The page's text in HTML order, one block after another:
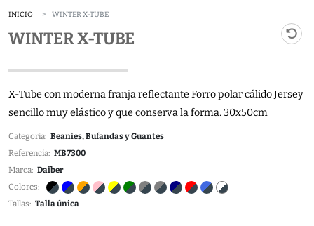
INICIO WINTER X-TUBE
WINTER X-TUBE
X-Tube con moderna franja reflectante Forro polar cálido Jersey
sencillo muy elástico y que conserva la forma. 30x50cm
Categoria: Beanies, Bufandas y Guantes
Referencia: MB7300
Marca: Daiber
Colores:
Tallas: Talla única